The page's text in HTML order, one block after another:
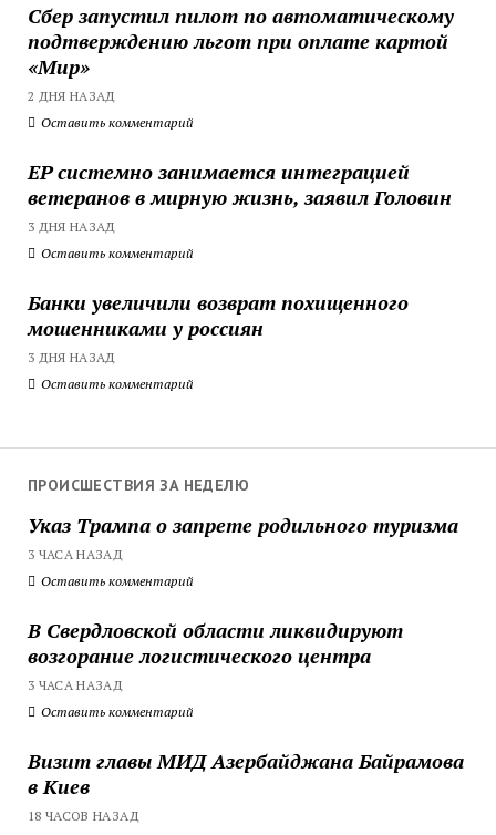
Сбер запустил пилот по автоматическому
подтверждению льгот при оплате картой
«Мир»
2 ДНЯ НАЗАД
Оставить комментарий
ЕР системно занимается интеграцией
ветеранов в мирную жизнь, заявил Головин
3 ДНЯ НАЗАД
Оставить комментарий
Банки увеличили возврат похищенного
мошенниками у россиян
3 ДНЯ НАЗАД
Оставить комментарий
ПРОИСШЕСТВИЯ ЗА НЕДЕЛЮ
Указ Трампа о запрете родильного туризма
3 ЧАСА НАЗАД
Оставить комментарий
В Свердловской области ликвидируют
возгорание логистического центра
3 ЧАСА НАЗАД
Оставить комментарий
Визит главы МИД Азербайджана Байрамова
в Киев
18 ЧАСОВ НАЗАД